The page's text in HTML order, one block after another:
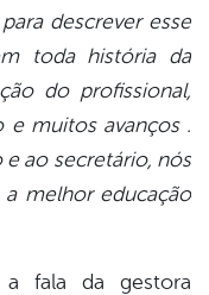
descrever esse
toda história da
do profissional,
e muitos avanços .
ao secretário, nós
melhor educação
fala da gestora